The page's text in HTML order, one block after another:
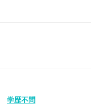
学歴不問